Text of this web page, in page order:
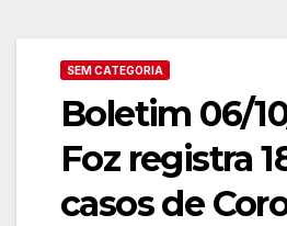
SEM CATEGORIA
Boletim 06/
Foz registra
casos de